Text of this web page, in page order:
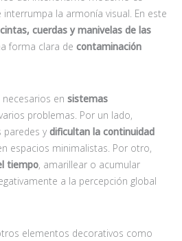
la armonía visual. En este
cintas, cuerdas y manivelas de las
forma clara de contaminación
en sistemas
problemas. Por un lado,
paredes y dificultan la continuidad
espacios minimalistas. Por otro,
tiempo, amarillear o acumular
a la percepción global
elementos decorativos como